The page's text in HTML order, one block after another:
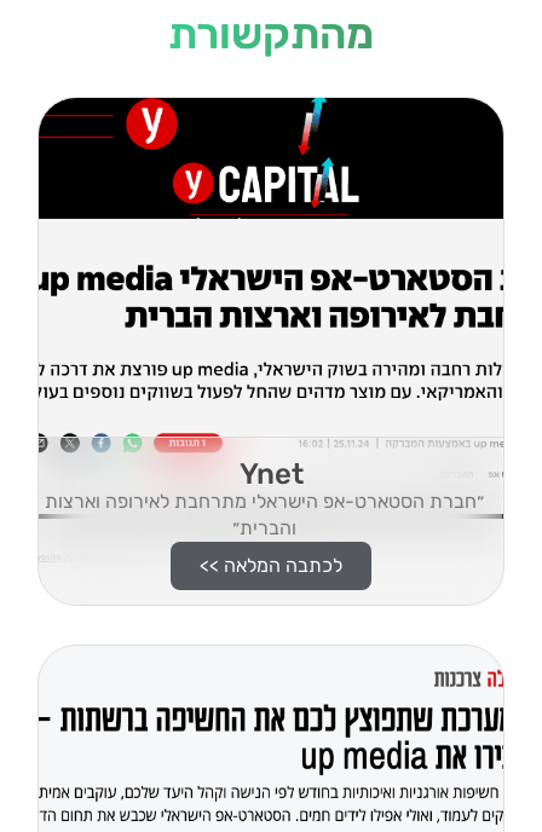
מהתקשורת
Ynet
״חברת הסטארט-אפ הישראלי מתרחבת לאירופה וארצות
והברית״
לכתבה המלאה >>